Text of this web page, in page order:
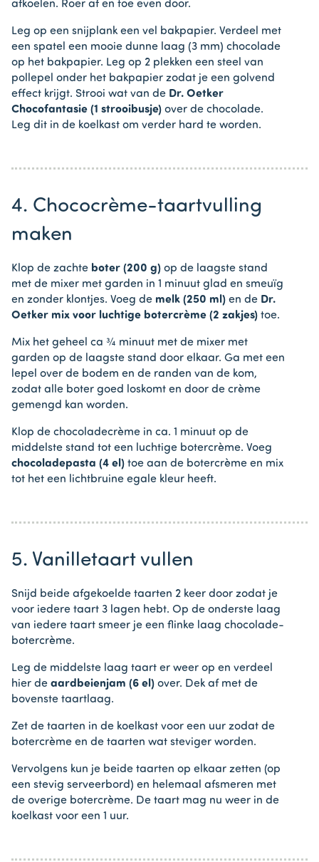
afkoelen. Roer af en toe even door.
Leg op een snijplank een vel bakpapier. Verdeel met
een spatel een mooie dunne laag (3 mm) chocolade
op het bakpapier. Leg op 2 plekken een steel van
pollepel onder het bakpapier zodat je een golvend
effect krijgt. Strooi wat van de Dr. Oetker
Chocofantasie (1 strooibusje) over de chocolade.
Leg dit in de koelkast om verder hard te worden.
4. Chococrème-taartvulling
maken
Klop de zachte boter (200 g) op de laagste stand
met de mixer met garden in 1 minuut glad en smeuïg
en zonder klontjes. Voeg de melk (250 ml) en de Dr.
Oetker mix voor luchtige botercrème (2 zakjes) toe.
Mix het geheel ca ¾ minuut met de mixer met
garden op de laagste stand door elkaar. Ga met een
lepel over de bodem en de randen van de kom,
zodat alle boter goed loskomt en door de crème
gemengd kan worden.
Klop de chocoladecrème in ca. 1 minuut op de
middelste stand tot een luchtige botercrème. Voeg
chocoladepasta (4 el) toe aan de botercrème en mix
tot het een lichtbruine egale kleur heeft.
5. Vanilletaart vullen
Snijd beide afgekoelde taarten 2 keer door zodat je
voor iedere taart 3 lagen hebt. Op de onderste laag
van iedere taart smeer je een flinke laag chocolade-
botercrème.
Leg de middelste laag taart er weer op en verdeel
hier de aardbeienjam (6 el) over. Dek af met de
bovenste taartlaag.
Zet de taarten in de koelkast voor een uur zodat de
botercrème en de taarten wat steviger worden.
Vervolgens kun je beide taarten op elkaar zetten (op
een stevig serveerbord) en helemaal afsmeren met
de overige botercrème. De taart mag nu weer in de
koelkast voor een 1 uur.